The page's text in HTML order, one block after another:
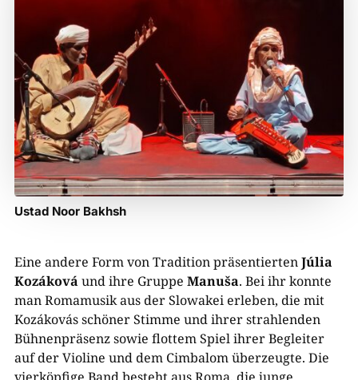
Ustad Noor Bakhsh
Eine andere Form von Tradition präsentiertenJúlia
Kozáková und ihre Gruppe Manuša. Bei ihr konnte
man Romamusik aus der Slowakei erleben, die mit
Kozákovás schöner Stimme und ihrer strahlenden
Bühnenpräsenz sowie flottem Spiel ihrer Begleiter
auf der Violine und dem Cimbalom überzeugte. Die